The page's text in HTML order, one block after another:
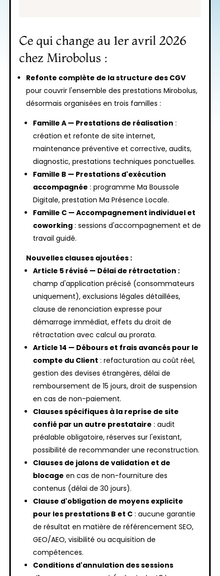
Ce qui change au 1er avril 2026
chez Mirobolus :
Refonte complète de la structure des CGV
pour couvrir l'ensemble des prestations Mirobolus,
désormais organisées en trois familles :
Famille A — Prestations de réalisation :
création et refonte de site internet,
maintenance préventive et corrective, audits,
diagnostic, prestations techniques ponctuelles.
Famille B — Prestations d'exécution
accompagnée : programme Ma Boussole
Digitale, prestation Ma Présence Locale.
Famille C — Accompagnement individuel et
coworking: sessions d'accompagnement et de
travail guidé.
Nouvelles clauses ajoutées :
Article 5 révisé — Délai de rétractation :
champ d'application précisé (consommateurs
uniquement), exclusions légales détaillées,
clause de renonciation expresse pour
démarrage immédiat, effets du droit de
rétractation avec calcul au prorata.
Article 14 — Débours et frais avancés pour le
compte du Client : refacturation au coût réel,
gestion des devises étrangères, délai de
remboursement de 15 jours, droit de suspension
en cas de non-paiement.
Clauses spécifiques à la reprise de site
confié par un autre prestataire : audit
préalable obligatoire, réserves sur l'existant,
possibilité de recommander une reconstruction.
Clauses de jalons de validation et de
blocage en cas de non-fourniture des
contenus (délai de 30 jours).
Clause d'obligation de moyens explicite
pour les prestations B et C: aucune garantie
de résultat en matière de référencement SEO,
GEO/AEO, visibilité ou acquisition de
compétences.
Conditions d'annulation des sessions